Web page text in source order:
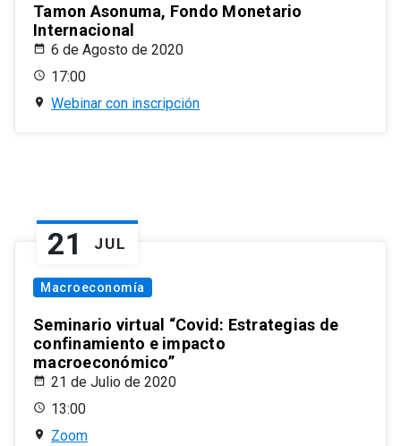
Tamon Asonuma, Fondo Monetario
Internacional
6 de Agosto de 2020
17:00
Webinar con inscripción
21 JUL
Macroeconomía
Seminario virtual “Covid: Estrategias de
confinamiento e impacto
macroeconómico”
21 de Julio de 2020
13:00
Zoom